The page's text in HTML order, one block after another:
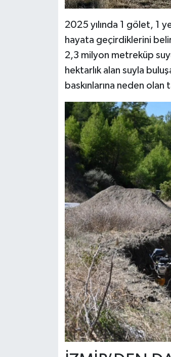
2025 yılında 1 gölet, 1
hayata geçirdiklerini
2,3 milyon metreküp
hektarlık alan suyla
baskınlarına neden